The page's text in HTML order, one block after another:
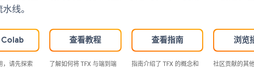
线。
，请先探索
查看教程
了解如何将 TFX 与端到端
查看指南
指南介绍了 TFX 的概念和
浏览
社区贡献的其